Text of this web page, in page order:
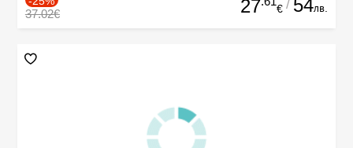
37.02€ 27 € / 54лв.